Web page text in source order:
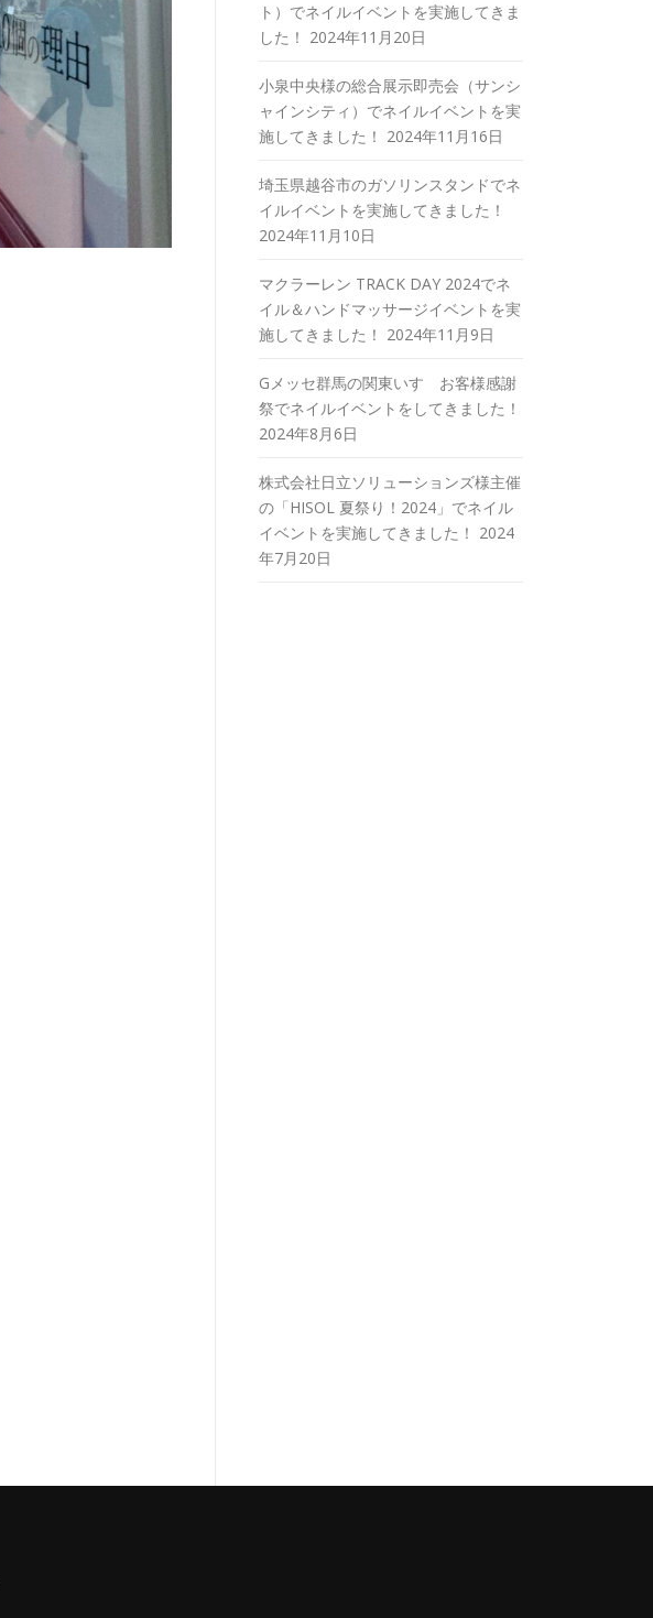
ト）でネイルイベントを実施してきま
した！ 2024年11月20日
小泉中央様の総合展示即売会（サンシ
ャインシティ）でネイルイベントを実
施してきました！ 2024年11月16日
埼玉県越谷市のガソリンスタンドでネ
イルイベントを実施してきました！
2024年11月10日
マクラーレン TRACK DAY 2024でネ
イル＆ハンドマッサージイベントを実
施してきました！ 2024年11月9日
Gメッセ群馬の関東いすゞお客様感謝
祭でネイルイベントをしてきました！
2024年8月6日
株式会社日立ソリューションズ様主催
の「HISOL 夏祭り！2024」でネイル
イベントを実施してきました！ 2024
年7月20日